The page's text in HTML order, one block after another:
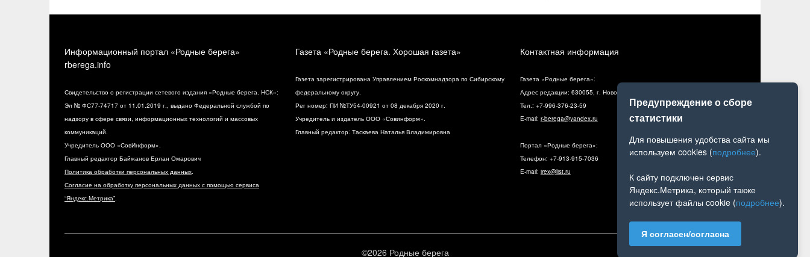
Информационный портал «Родные берега»
rberega.info
Свидетельство о регистрации сетевого издания «Родные берега. НСК»:
Эл № ФС77-74717 от 11.01.2019 г., выдано Федеральной службой по
надзору в сфере связи, информационных технологий и массовых
коммуникаций.
Учредитель ООО «СовИнформ».
Главный редактор Байжанов Ерлан Омарович
Политика обработки персональных данных.
Согласие на обработку персональных данных с помощью сервиса
“Яндекс.Метрика”.
Газета «Родные берега. Хорошая газета»
Газета зарегистрирована Управлением Роскомнадзора по Сибирскому
федеральному округу.
Рег номер: ПИ №ТУ54-00921 от 08 декабря 2020 г.
Учредитель и издатель ООО «Совинформ».
Главный редактор: Таскаева Наталья Владимировна
Контактная информация
Газета «Родные берега»:
Адрес редакции: 630055, г. Новосибирск, ул. Разъездная, 10, оф. 5
Тел.: +7-996-376-23-59
E-mail: r-berega@yandex.ru
Портал «Родные берега»:
Телефон: +7-913-915-7036
E-mail: irex@list.ru
©2026 Родные берега
Предупреждение о сборе
статистики
Для повышения удобства сайта мы
используем cookies (подробнее).
К сайту подключен сервис
Яндекс.Метрика, который также
использует файлы cookie (подробнее).
Я согласен/согласна